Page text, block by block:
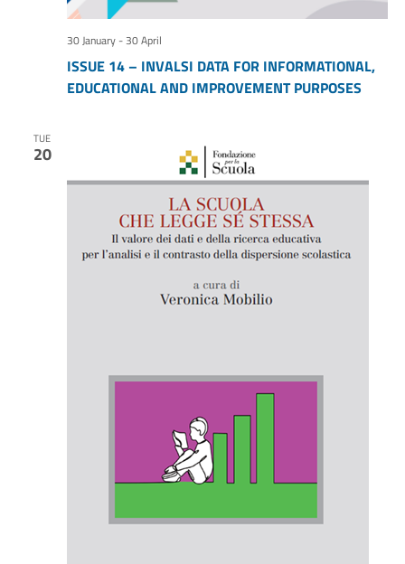
ISSUE 14 – INVALSI DATA FOR INFORMATIONAL,
EDUCATIONAL AND IMPROVEMENT PURPOSES
30 January-30 April
TUE
20